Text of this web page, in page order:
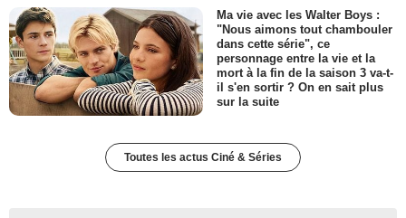
Ma vie avec les Walter Boys :
"Nous aimons tout chambouler
dans cette série", ce
personnage entre la vie et la
mort à la fin de la saison 3 va-t-
il s'en sortir ? On en sait plus
sur la suite
Toutes les actus Ciné & Séries